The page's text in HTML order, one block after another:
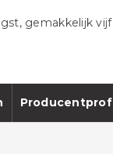
gemakkelijk